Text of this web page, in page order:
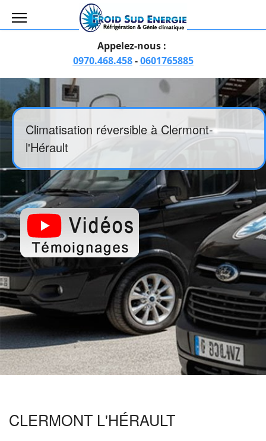
Appelez-nous :
0970.468.458-0601765885
Climatisation réversible à Clermont-
l'Hérault
CLERMONT L'HÉRAULT